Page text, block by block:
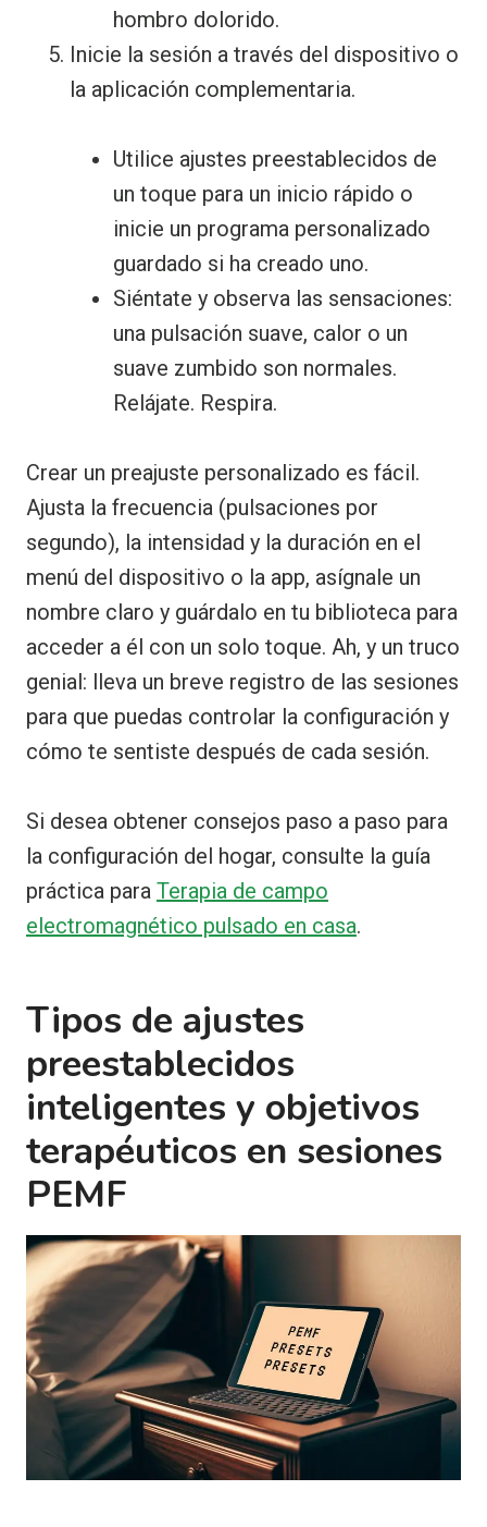
hombro dolorido.
Inicie la sesión a través del dispositivo o
la aplicación complementaria.
Utilice ajustes preestablecidos de
un toque para un inicio rápido o
inicie un programa personalizado
guardado si ha creado uno.
Siéntate y observa las sensaciones:
una pulsación suave, calor o un
suave zumbido son normales.
Relájate. Respira.
Crear un preajuste personalizado es fácil.
Ajusta la frecuencia (pulsaciones por
segundo), la intensidad y la duración en el
menú del dispositivo o la app, asígnale un
nombre claro y guárdalo en tu biblioteca para
acceder a él con un solo toque. Ah, y un truco
genial: lleva un breve registro de las sesiones
para que puedas controlar la configuración y
cómo te sentiste después de cada sesión.
Si desea obtener consejos paso a paso para
la configuración del hogar, consulte la guía
práctica para Terapia de campo
electromagnético pulsado en casa.
Tipos de ajustes
preestablecidos
inteligentes y objetivos
terapéuticos en sesiones
PEMF